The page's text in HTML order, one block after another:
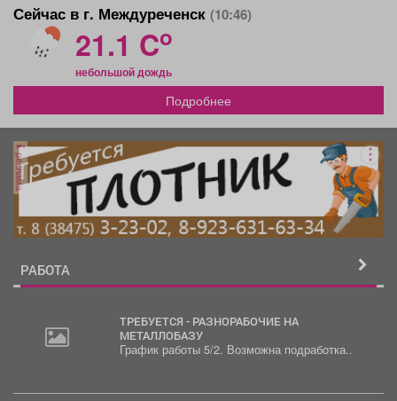
Сейчас в г. Междуреченск (10:46)
21.1 Co
небольшой дождь
Подробнее
реклама
РАБОТА
ТРЕБУЕТСЯ - РАЗНОРАБОЧИЕ НА
МЕТАЛЛОБАЗУ
График работы 5/2. Возможна подработка..